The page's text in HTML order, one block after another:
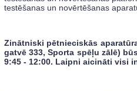
testēšanas un novērtēšanas
Zinātniski pētnieciskās
gatvē 333, Sporta spēļu zālē)
9:45 - 12:00. Laipni aicināti visi